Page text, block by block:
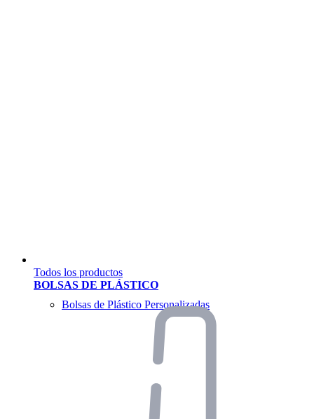
Todos los productos
BOLSAS DE PLÁSTICO
Bolsas de Plástico Personalizadas